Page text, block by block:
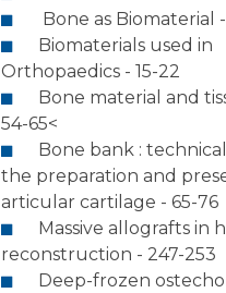
Bone as Biomaterial -
Biomaterials used in
Orthopaedics - 15-22
Bone material and
54-65<
Bone bank :
the preparation and
articular cartilage - 65-76
Massive allografts in
reconstruction - 247-253
Deep-frozen